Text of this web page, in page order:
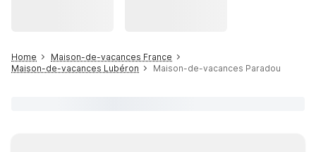
Home
Maison-de-vacances France
Maison-de-vacances Lubéron
Maison-de-vacances Paradou